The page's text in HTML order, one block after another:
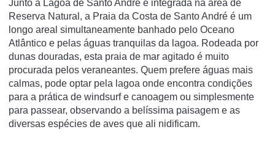
Junto à Lagoa de Santo André e integrada na área de
Reserva Natural, a Praia da Costa de Santo André é um
longo areal simultaneamente banhado pelo Oceano
Atlântico e pelas águas tranquilas da lagoa. Rodeada por
dunas douradas, esta praia de mar agitado é muito
procurada pelos veraneantes. Quem prefere águas mais
calmas, pode optar pela lagoa onde encontra condições
para a prática de windsurf e canoagem ou simplesmente
para passear, observando a belíssima paisagem e as
diversas espécies de aves que ali nidificam.